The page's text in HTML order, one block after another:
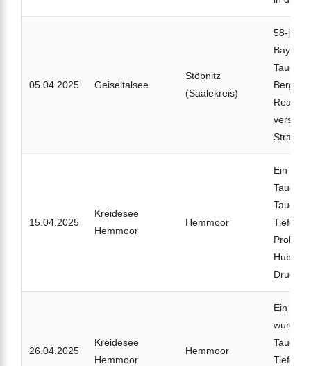
05.04.2025 Geiseltalsee
Stöbnitz
(Saalekreis)
58-
Bayern
Strand.
15.04.2025
Kreidesee
Hemmoor
Hemmoor
Ein 34-
Tiefe
26.04.2025
Kreidesee
Hemmoor
Hemmoor
Ein 58-
wurde
Tiefe